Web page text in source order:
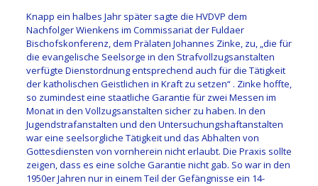
Knapp ein halbes Jahr später sagte die HVDVP dem
Nachfolger Wienkens im Commissariat der Fuldaer
Bischofskonferenz, dem Prälaten Johannes Zinke, zu, „die für
die evangelische Seelsorge in den Strafvollzugsanstalten
verfügte Dienstordnung entsprechend auch für die Tätigkeit
der katholischen Geistlichen in Kraft zu setzen“ . Zinke hoffte,
so zumindest eine staatliche Garantie für zwei Messen im
Monat in den Vollzugsanstalten sicher zu haben. In den
Jugendstrafanstalten und den Untersuchungshaftanstalten
war eine seelsorgliche Tätigkeit und das Abhalten von
Gottesdiensten von vornherein nicht erlaubt. Die Praxis sollte
zeigen, dass es eine solche Garantie nicht gab. So war in den
1950er Jahren nur in einem Teil der Gefängnisse ein 14-